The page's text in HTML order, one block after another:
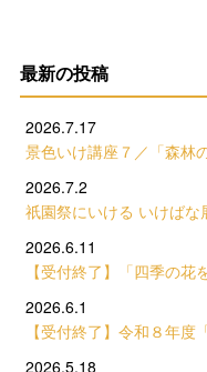
最新の投稿
2026.7.17
景色いけ講座７／「森林
2026.7.2
祇園祭にいける いけばな
2026.6.11
【受付終了】「四季の
2026.6.1
【受付終了】令和８年
2026.5.18